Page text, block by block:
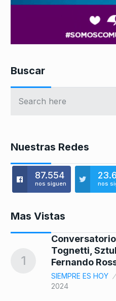
Buscar
Nuestras Redes
87.554
nos siguen nos
Mas Vistas
1
Tognetti,
Fernando
SIEMPRE ES HOY
2024